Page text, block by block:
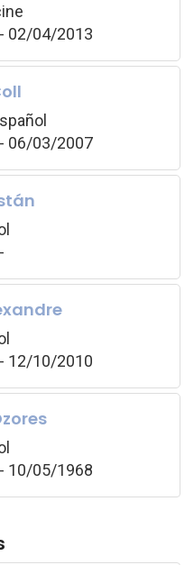
02/04/2013
06/03/2007
12/10/2010
10/05/1968